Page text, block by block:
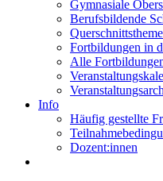
Gymnasiale
Berufsbildende
Fortbildungen in
Alle
Info
Häufig gestellte
Dozent:innen